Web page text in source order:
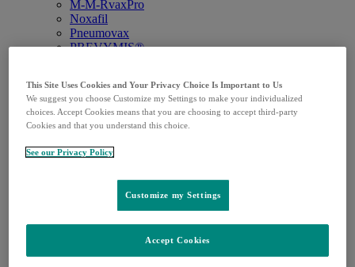
M-M-RvaxPro
Noxafil
Pneumovax
PREVYMIS®
Vaqta
VARIVAX®
Vaxneuvance
WINREVAIR
Zerbaxa
Utbildningar & material
Tillbaka Artiklar
Alla artiklar
This Site Uses Cookies and Your Privacy Choice Is Important to Us
We suggest you choose Customize my Settings to make your individualized
choices. Accept Cookies means that you are choosing to accept third-party
Cookies and that you understand this choice.
See our Privacy Policy
Customize my Settings
Accept Cookies